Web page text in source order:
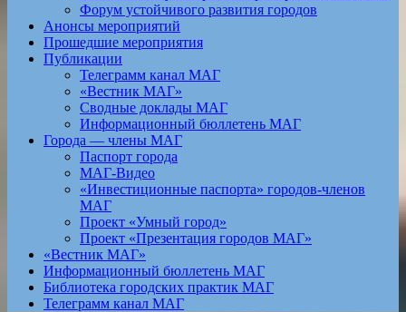
Форум устойчивого развития городов
Анонсы мероприятий
Прошедшие мероприятия
Публикации
Телеграмм канал МАГ
«Вестник МАГ»
Сводные доклады МАГ
Информационный бюллетень МАГ
Города — члены МАГ
Паспорт города
МАГ-Видео
«Инвестиционные паспорта» городов-членов
МАГ
Проект «Умный город»
Проект «Презентация городов МАГ»
«Вестник МАГ»
Информационный бюллетень МАГ
Библиотека городских практик МАГ
Телеграмм канал МАГ